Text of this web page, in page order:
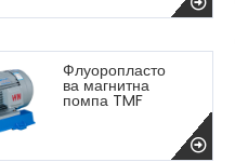
Флуоропласто
ва магнитна
помпа TMF